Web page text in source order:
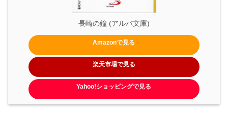
長崎の鐘 (アルバ文庫)
Amazonで見る
楽天市場で見る
Yahoo!ショッピングで見る